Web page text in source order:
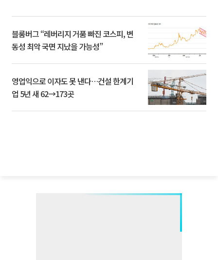
블룸버그 “레버리지 거품 빠진 코스피, 변
동성 최악 국면 지났을 가능성”
영업익으로 이자도 못 낸다…건설 한계기
업 5년 새 62→173곳